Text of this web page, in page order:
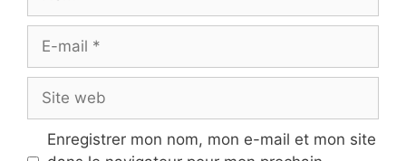
Site
web
Enregistrer mon nom, mon e-mail et mon site